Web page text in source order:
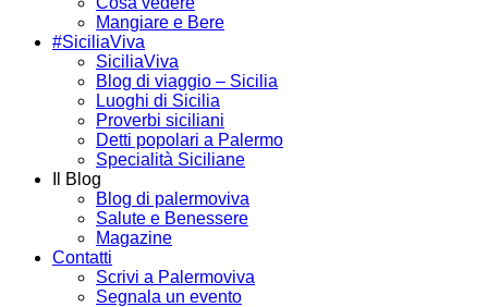
Mangiare e Bere
#SiciliaViva
SiciliaViva
Blog di viaggio – Sicilia
Luoghi di Sicilia
Proverbi siciliani
Detti popolari a Palermo
Specialità Siciliane
Il Blog
Blog di palermoviva
Salute e Benessere
Magazine
Contatti
Scrivi a Palermoviva
Segnala un evento